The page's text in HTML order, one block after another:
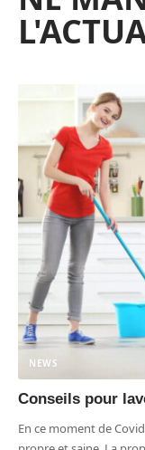
NEWS
Conseils pour
En ce moment de